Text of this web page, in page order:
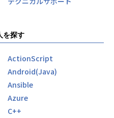
を探す
ActionScript
Android(Java)
Ansible
Azure
C++